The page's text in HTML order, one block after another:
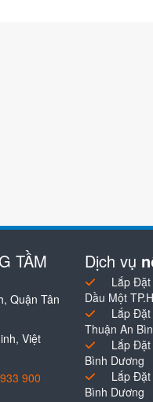
TẦM
Quận Tân
Việt
900
Dịch vụ
Lắp
Dầu Một
Lắp Đặt
Thuận An
Lắp Đặt
Bình Dương
Lắp Đặt
Bình Dương